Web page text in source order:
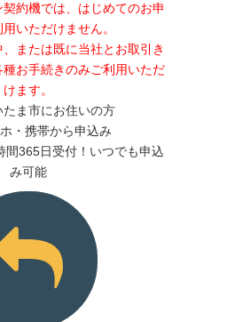
約機では、はじめてのお申
いただけません。
または既に当社とお取引き
お手続きのみご利用いただ
けます。
たま市にお住いの方
・携帯から申込み
365日受付！いつでも申込
み可能